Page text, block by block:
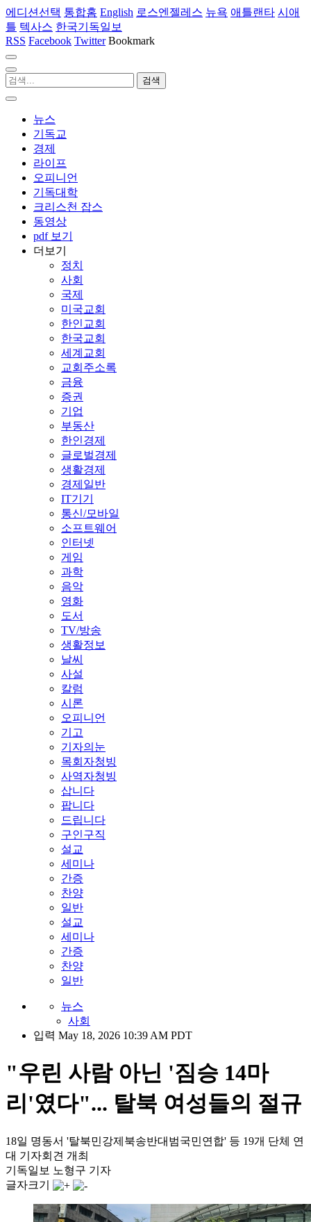
에디션선택 통합홈 English 로스엔젤레스 뉴욕 애틀랜타 시애
틀 텍사스 한국기독일보
RSS Facebook Twitter Bookmark
뉴스
기독교
경제
라이프
오피니언
기독대학
크리스천 잡스
동영상
pdf 보기
더보기
정치
사회
국제
미국교회
한인교회
한국교회
세계교회
교회주소록
금융
증권
기업
부동산
한인경제
글로벌경제
생활경제
경제일반
IT기기
통신/모바일
소프트웨어
인터넷
게임
과학
음악
영화
도서
TV/방송
생활정보
날씨
사설
칼럼
시론
오피니언
기고
기자의눈
목회자청빙
사역자청빙
삽니다
팝니다
드립니다
구인구직
설교
세미나
간증
찬양
일반
설교
세미나
간증
찬양
일반
뉴스
사회
입력 May 18, 2026 10:39 AM PDT
"우린 사람 아닌 '짐승 14마
리'였다"... 탈북 여성들의 절규
18일 명동서 '탈북민강제북송반대범국민연합' 등 19개 단체 연
대 기자회견 개최
기독일보 노형구 기자
글자크기